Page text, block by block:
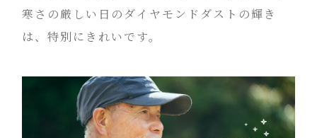
寒さの厳しい日のダイヤモンドダストの輝き
は、特別にきれいです。